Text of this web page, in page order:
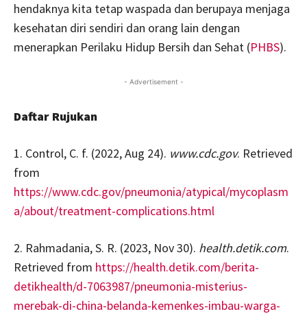
hendaknya kita tetap waspada dan berupaya menjaga
kesehatan diri sendiri dan orang lain dengan
menerapkan Perilaku Hidup Bersih dan Sehat (PHBS).
- Advertisement -
Daftar Rujukan
1. Control, C. f. (2022, Aug 24). www.cdc.gov. Retrieved
from
https://www.cdc.gov/pneumonia/atypical/mycoplasm
a/about/treatment-complications.html
2. Rahmadania, S. R. (2023, Nov 30). health.detik.com.
Retrieved from https://health.detik.com/berita-
detikhealth/d-7063987/pneumonia-misterius-
merebak-di-china-belanda-kemenkes-imbau-warga-